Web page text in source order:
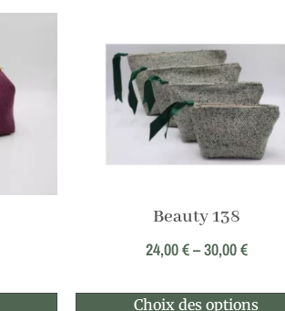
Beauty 138
24,00€–30,00€
Choix des options